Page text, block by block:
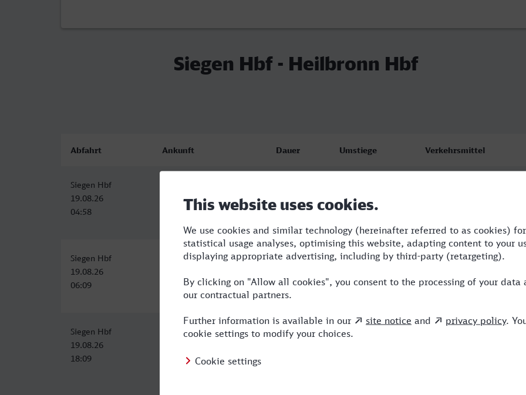
Siegen Hbf - Heilbronn Hbf
Abfahrt Ankunft Dauer Umstiege Verkehrsmittel
Siegen Hbf
19.08.26
04:58
19.08.26
Siegen Hbf
19.08.26
06:09
Heilbronn Hbf
4:52 2 RE,ICE
Siegen Hbf
19.08.26
18:09
Heilbronn Hbf
4:37 4